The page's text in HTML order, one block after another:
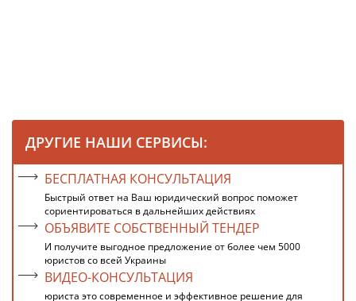
ДРУГИЕ НАШИ СЕРВИСЫ:
БЕСПЛАТНАЯ КОНСУЛЬТАЦИЯ
Быстрый ответ на Ваш юридический вопрос поможет
сориентироваться в дальнейших действиях
ОБЪЯВИТЕ СОБСТВЕННЫЙ ТЕНДЕР
И получите выгодное предложение от более чем 5000
юристов со всей Украины
ВИДЕО-КОНСУЛЬТАЦИЯ
юриста это современное и эффективное решение для